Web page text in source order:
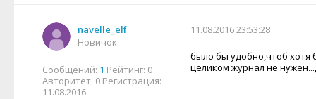
navelle_elf
Новичок
Сообщений: 1 Рейтинг: 0
Авторитет: 0 Регистрация:
11.08.2016
11.08.2016 23:53:28
было бы удобно,чтоб
целиком журнал не